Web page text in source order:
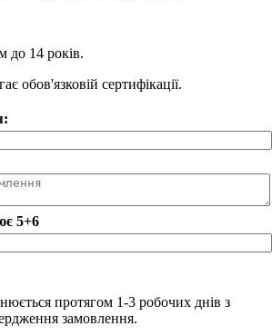
до 14 років.
обов'язковій сертифікації.
5+6
протягом 1-3 робочих днів з
замовлення.